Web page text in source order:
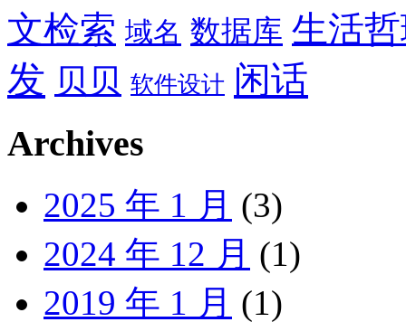
文检索 域名 数据库 生活
发 贝贝 软件设计 闲话
Archives
2025 年 1 月 (3)
2024 年 12 月 (1)
2019 年 1 月 (1)